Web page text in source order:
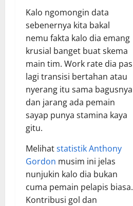
Kalo ngomongin data
sebenernya kita bakal
nemu fakta kalo dia emang
krusial banget buat skema
main tim. Work rate dia pas
lagi transisi bertahan atau
nyerang itu sama bagusnya
dan jarang ada pemain
sayap punya stamina kaya
gitu.
Melihatstatistik Anthony
Gordon musim ini jelas
nunjukin kalo dia bukan
cuma pemain pelapis biasa.
Kontribusi gol dan